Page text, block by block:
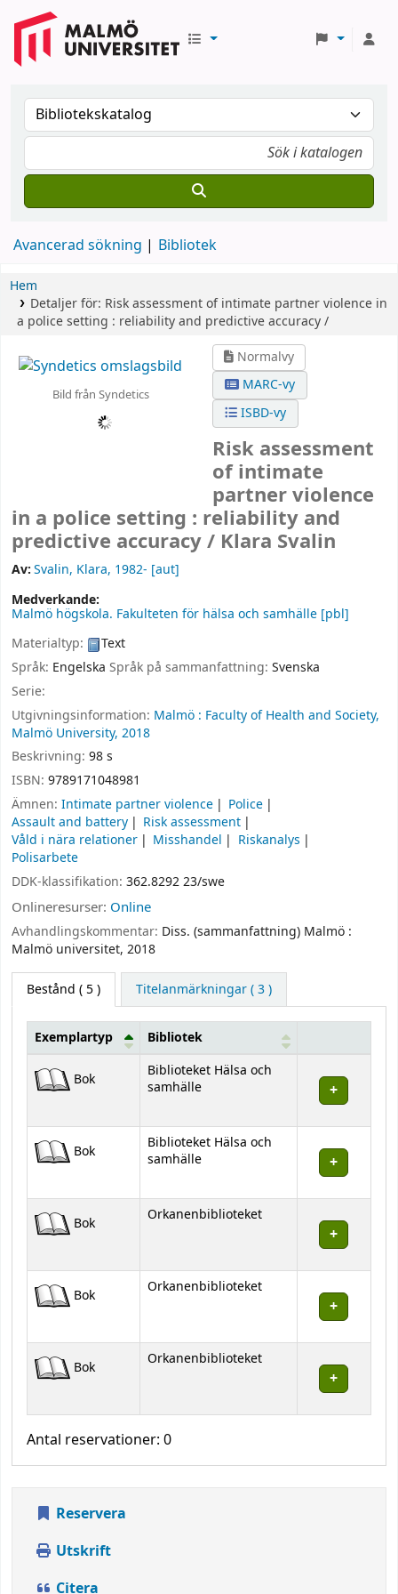
Avancerad sökning Bibliotek
Hem
Detaljer för: Risk assessment of intimate partner violence in
a police setting : reliability and predictive accuracy /
Bild från Syndetics
Normalvy
MARC-vy
ISBD-vy
Risk assessment
of intimate
partner violence
in a police setting : reliability and
predictive accuracy / Klara Svalin
Av:Svalin, Klara, 1982- [aut]
Medverkande:
Malmö högskola. Fakulteten för hälsa och samhälle [pbl]
Materialtyp:
Text
Språk: Engelska Språk på sammanfattning: Svenska
Serie:
Utgivningsinformation: Malmö : Faculty of Health and Society,
Malmö University, 2018
Beskrivning: 98 s
ISBN: 9789171048981
Ämnen: Intimate partner violence
Police
Assault and battery
Risk assessment
Våld i nära relationer
Misshandel
Riskanalys
Polisarbete
DDK-klassifikation: 362.8292 23/swe
Onlineresurser: Online
Avhandlingskommentar: Diss. (sammanfattning) Malmö :
Malmö universitet, 2018
Bestånd ( 5 ) Titelanmärkningar ( 3 )
Bestånd
Exemplartyp Bibliotek
Bok
Biblioteket Hälsa och
samhälle
Bok
Biblioteket Hälsa och
samhälle
Bok Orkanenbiblioteket
Bok Orkanenbiblioteket
Bok Orkanenbiblioteket
Antal reservationer: 0
Reservera
Utskrift
Citera